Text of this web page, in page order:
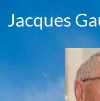
Jacques